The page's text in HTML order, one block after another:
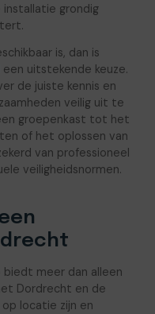
grondig
is, dan is
een uitstekende keuze.
de juiste kennis en
veilig uit te
groepenkast tot het
of het oplossen van
van professioneel
veiligheidsnormen.
meer dan alleen
Dordrecht en de
locatie zijn en